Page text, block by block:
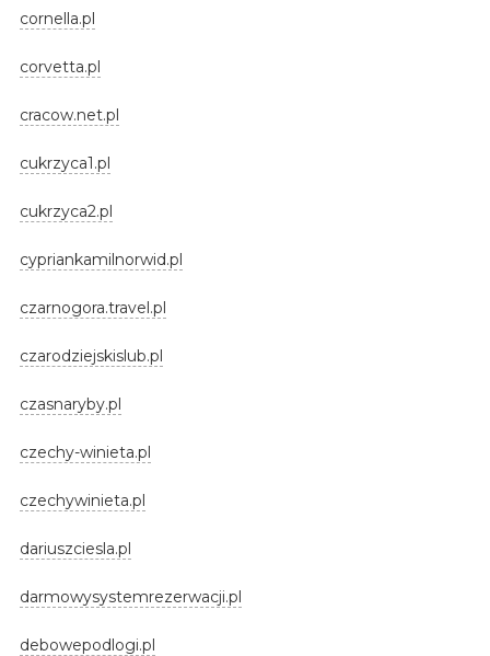
cornella.pl
corvetta.pl
cracow.net.pl
cukrzyca1.pl
cukrzyca2.pl
cypriankamilnorwid.pl
czarnogora.travel.pl
czarodziejskislub.pl
czasnaryby.pl
czechy-winieta.pl
czechywinieta.pl
dariuszciesla.pl
darmowysystemrezerwacji.pl
debowepodlogi.pl